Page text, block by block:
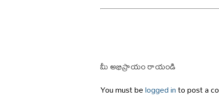
మీ అభిప్రాయం రాయండి
You must belogged into post a